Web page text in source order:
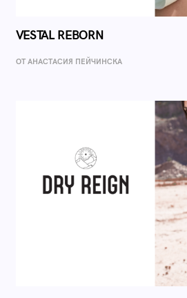
VESTAL REBORN
ОТ AНАСТАСИЯ ПЕЙЧИНСКА